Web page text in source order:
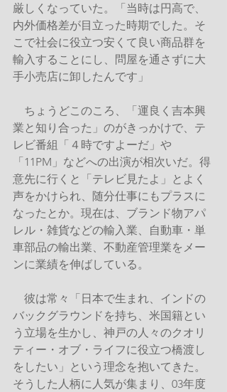
厳しくなっていた。「当時は円高で、
内外価格差が目立った時期でした。そ
こで社会に役立つ安くて良い商品群を
輸入することにし、問屋を通さずに大
手小売店に卸したんです」
ちょうどこのころ、「運良く吉本興
業と知り合った」のがきっかけで、テ
レビ番組「４時ですよーだ」や
「11PM」などへの出演が相次いだ。得
意先に行くと「テレビ見たよ」とよく
声をかけられ、随分仕事にもプラスに
なったとか。現在は、ブランド物アパ
レル・雑貨などの輸入業、自動車・単
車部品の輸出業、不動産管理業をメー
ンに業績を伸ばしている。
彼は常々「日本で生まれ、インドの
バックグラウンドを持ち、米国籍とい
う立場を生かし、神戸の人々のクオリ
ティー・オブ・ライフに役立つ橋渡し
をしたい」という理念を抱いてきた。
そうした人柄に人気が集まり、03年度